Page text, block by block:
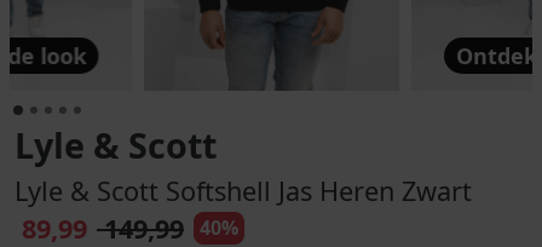
de look
Lyle & Scott
Lyle & Scott Softshell Jas Heren Zwart
89,99 149,99 40%